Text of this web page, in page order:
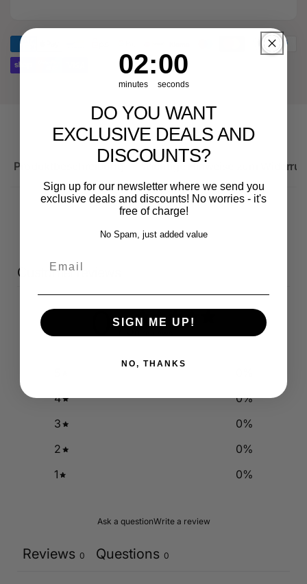
Produktbeschreibung Wichtige Hinweise zum
Customer reviews
0 / 5
4
0%
3
0%
2
0%
1
0%
Ask a questionWrite a review
Reviews 0 Questions 0
Countdown ends in:
1
01
minutes
: : 58
58
seconds
DO YOU WANT
EXCLUSIVE DEALS AND
DISCOUNTS?
Sign up for our newsletter where we send you
exclusive deals and discounts! No worries - it's
free of charge!
No Spam, just added value
SIGN ME UP!
NO, THANKS